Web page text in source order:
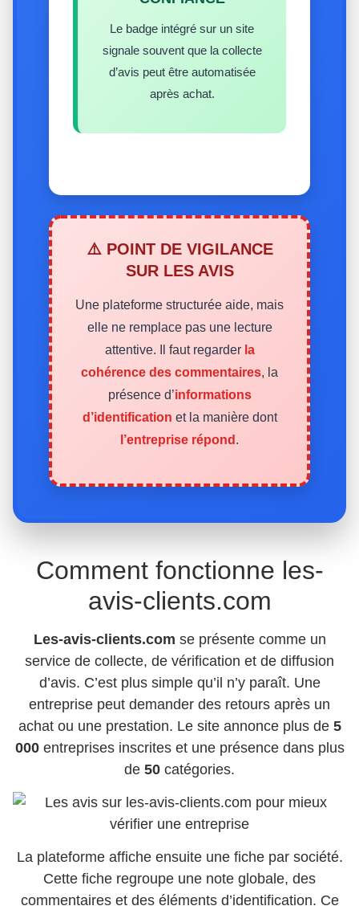
Le badge intégré sur un site
signale souvent que la collecte
d’avis peut être automatisée
après achat.
⚠️ POINT DE VIGILANCE
SUR LES AVIS
Une plateforme structurée aide, mais
elle ne remplace pas une lecture
attentive. Il faut regarder la
cohérence des commentaires, la
présence d’informations
d’identification et la manière dont
l’entreprise répond .
Comment fonctionne les-
avis-clients.com
Les-avis-clients.com se présente comme un
service de collecte, de vérification et de diffusion
d’avis. C’est plus simple qu’il n’y paraît. Une
entreprise peut demander des retours après un
achat ou une prestation. Le site annonce plus de 5
000entreprises inscrites et une présence dans plus
de 50 catégories.
La plateforme affiche ensuite une fiche par société.
Cette fiche regroupe une note globale, des
commentaires et des éléments d’identification. Ce